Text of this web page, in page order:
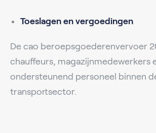
Toeslagen en vergoedingen
De cao beroepsgoederenvervoer
chauffeurs, magazijnmedewerkers
ondersteunend personeel binnen
transportsector.